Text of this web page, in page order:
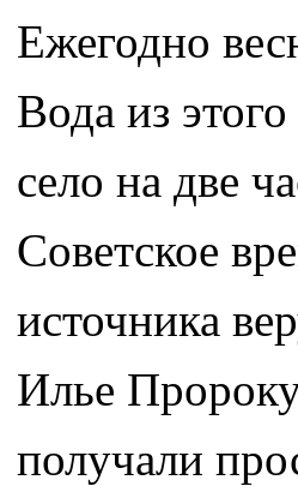
Ежегодно
Вода из
село на две
Советское
источника
Илье
получали